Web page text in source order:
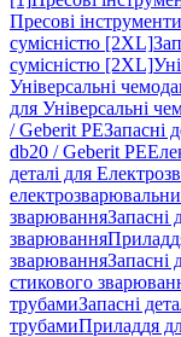
Пресові
сумісністю [2XL]
сумісністю [2XL]
Універсальні
для Універсальні
/ Geberit PEЗапасні
db20 / Geberit PE
деталі для
зварюванняЗапасні
зварювання
зварюванняЗапасні
стикового
трубамиЗапасні
трубамиПриладдя